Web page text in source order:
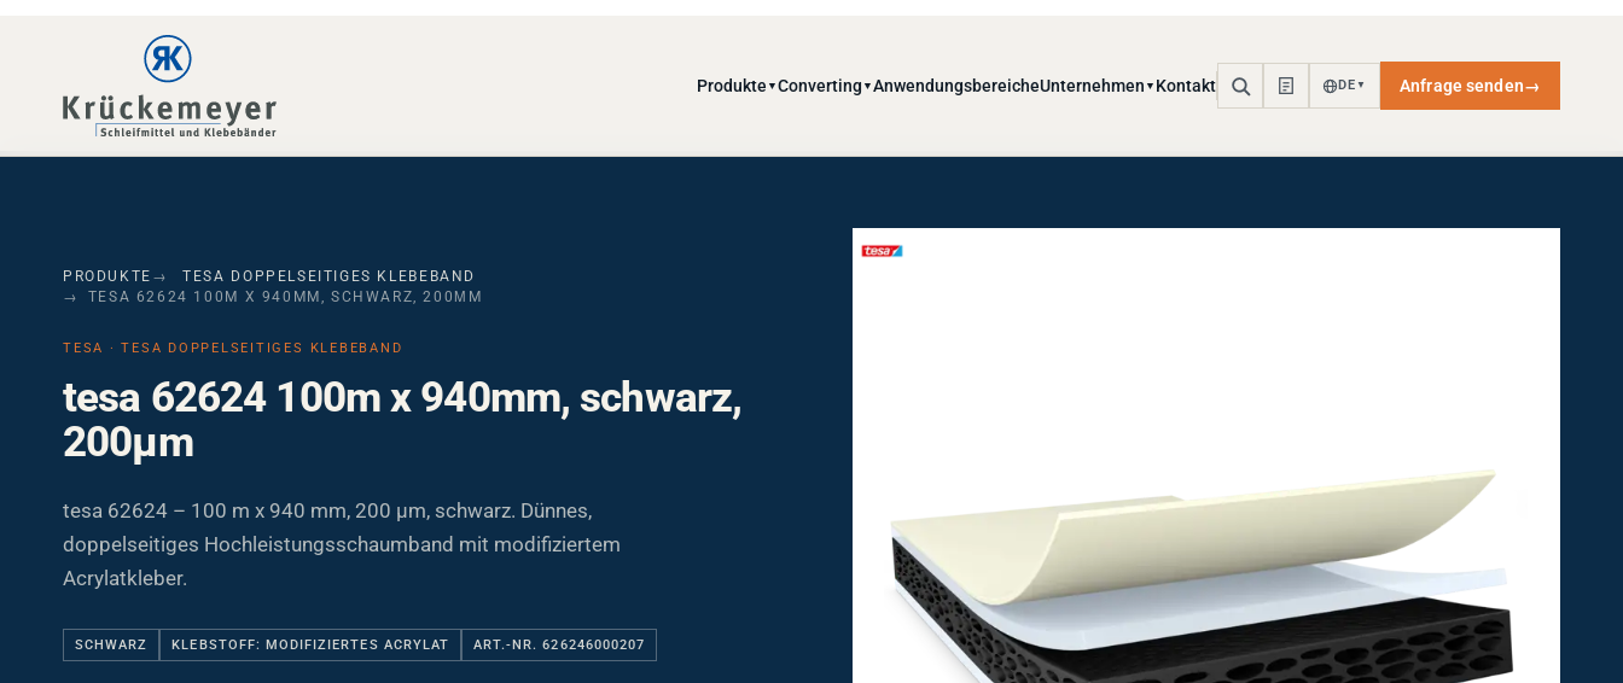
Kontakt DE
TESA 62624 100M X 940MM, SCHWARZ, 200ΜM
tesa 62624 100m x 940mm, schwarz,
200µm
tesa 62624 – 100 m x 940 mm, 200 µm, schwarz. Dünnes,
doppelseitiges Hochleistungsschaumband mit modifiziertem
Acrylatkleber.
SCHWARZ KLEBSTOFF: MODIFIZIERTES ACRYLAT ART.-NR. 626246000207